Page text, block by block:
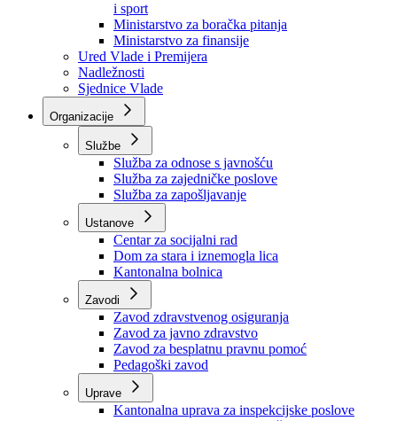
Ministarstvo za urbanizam, prostorno uređenje i
zaštitu okoline
Ministarstvo za obrazovanje, mlade, nauku,
i sport
Ministarstvo za boračka pitanja
Ministarstvo za finansije
Ured Vlade i Premijera
Nadležnosti
Sjednice Vlade
Organizacije
Službe
Služba za odnose s javnošću
Služba za zajedničke poslove
Služba za zapošljavanje
Ustanove
Centar za socijalni rad
Dom za stara i iznemogla lica
Kantonalna bolnica
Zavodi
Zavod zdravstvenog osiguranja
Zavod za javno zdravstvo
Zavod za besplatnu pravnu pomoć
Pedagoški zavod